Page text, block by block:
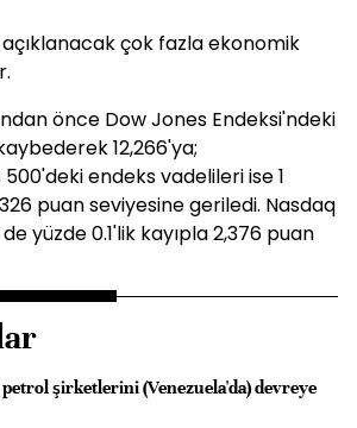
çok fazla ekonomik
önce Dow Jones Endeksi'ndeki
12,266'ya;
endeks vadelileri ise 1
puan seviyesine geriledi. Nasdaq
yüzde 0.1'lik kayıpla 2,376 puan
şirketlerini (Venezuela'da) devreye